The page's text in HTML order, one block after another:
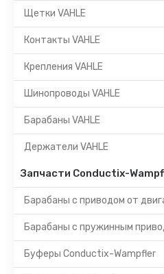
Щетки VAHLE
Контакты VAHLE
Крепления VAHLE
Шинопроводы VAHLE
Барабаны VAHLE
Держатели VAHLE
Запчасти Conductix-
Барабаны с приводом от
Барабаны с пружинным
Буферы Conductix-Wampfler